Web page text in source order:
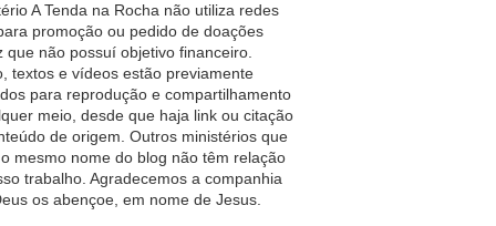
A Tenda na Rocha não utiliza redes
promoção ou pedido de doações
que não possuí objetivo financeiro.
textos e vídeos estão previamente
para reprodução e compartilhamento
meio, desde que haja link ou citação
de origem. Outros ministérios que
mesmo nome do blog não têm relação
trabalho. Agradecemos a companhia
os abençoe, em nome de Jesus.